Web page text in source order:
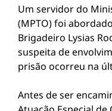
Um servidor do
(MPTO) foi
Brigadeiro Lysias
suspeita de
prisão ocorreu na
Antes de ser